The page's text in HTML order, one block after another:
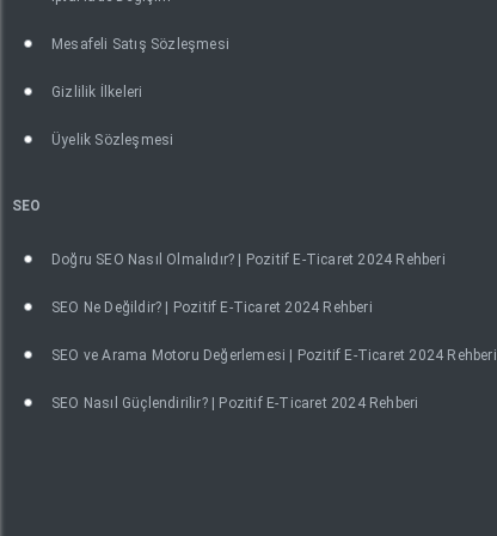
Mesafeli Satış Sözleşmesi
Gizlilik İlkeleri
Üyelik Sözleşmesi
SEO
Doğru SEO Nasıl Olmalıdır? | Pozitif E-Ticaret 2024 Rehberi
SEO Ne Değildir? | Pozitif E-Ticaret 2024 Rehberi
SEO ve Arama Motoru Değerlemesi | Pozitif E-Ticaret 2024 Rehberi
SEO Nasıl Güçlendirilir? | Pozitif E-Ticaret 2024 Rehberi